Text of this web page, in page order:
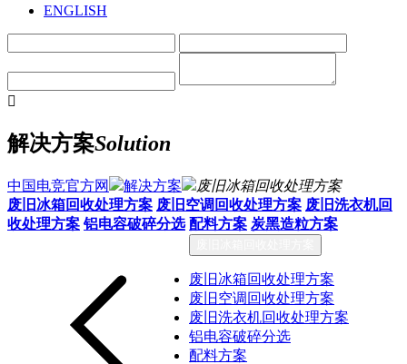
ENGLISH

解决方案Solution
中国电竞官方网 解决方案
废旧冰箱回收处理方案
废旧冰箱回收处理方案 废旧空调回收处理方案 废旧洗衣机回
收处理方案 铝电容破碎分选 配料方案 炭黑造粒方案
废旧冰箱回收处理方案
废旧空调回收处理方案
废旧洗衣机回收处理方案
铝电容破碎分选
配料方案